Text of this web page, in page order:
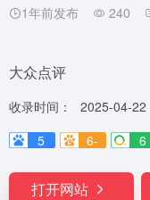
1年前发布 240
大众点评
收录时间：
2025-04-22
5
6- 6
打开网站